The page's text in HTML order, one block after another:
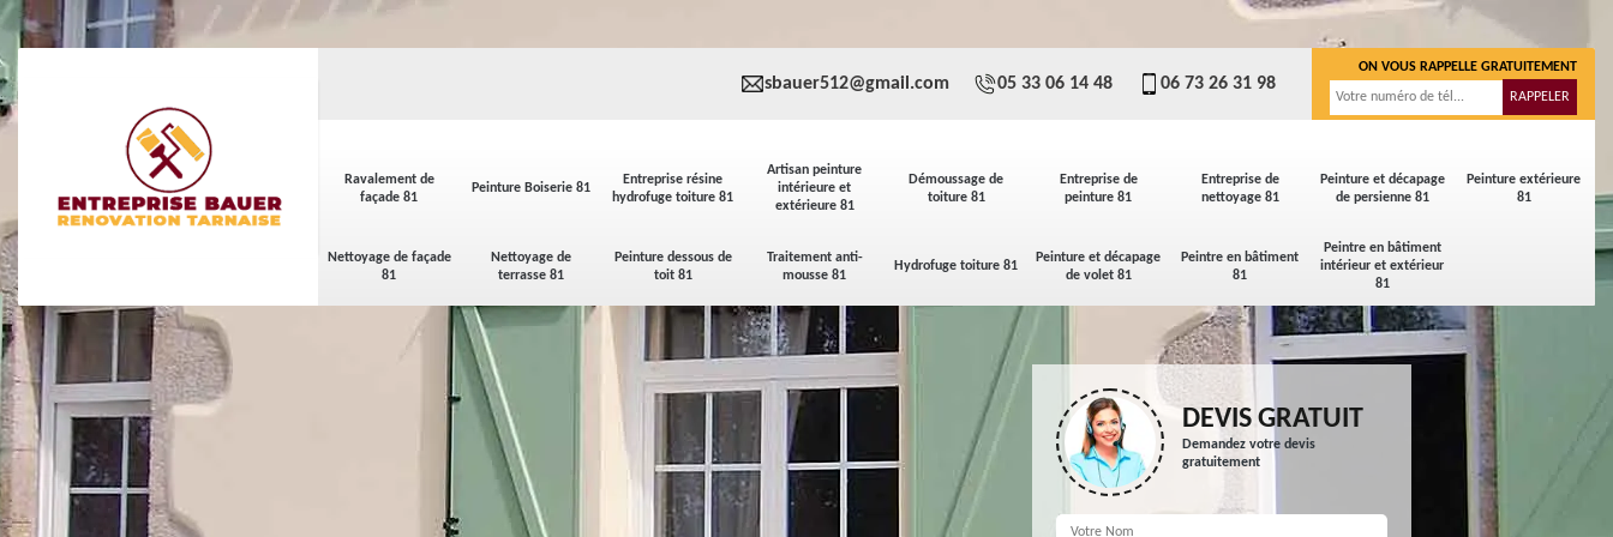
Ravalement de
façade 81
Peinture Boiserie 81
Entreprise résine
hydrofuge toiture 81
Artisan peinture
intérieure et
extérieure 81
Démoussage de
toiture 81
Entreprise de
peinture 81
Entreprise de
nettoyage 81
Peinture et décapage
de persienne 81
Peinture extérieure
81
Nettoyage de façade
81
Nettoyage de
terrasse 81
Peinture dessous de
toit 81
Traitement anti-
mousse 81
Hydrofuge toiture 81
Peinture et décapage
de volet 81
Peintre en bâtiment
81
Peintre en bâtiment
intérieur et extérieur
81
sbauer512@gmail.com 05 33 06 14 48 06 73 26 31 98
ON VOUS RAPPELLE GRATUITEMENT
DEVIS GRATUIT
Demandez votre devis
gratuitement